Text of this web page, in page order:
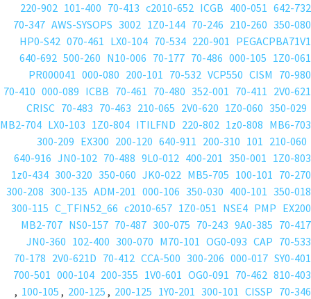
642-732
400-051
ICGB
c2010-652
70-413
101-400
220-902
350-080
210-260
70-246
1Z0-144
3002
AWS-SYSOPS
70-347
PEGACPBA71V1
220-901
70-534
LX0-104
070-461
HP0-S42
1Z0-061
000-105
70-486
70-177
N10-006
500-260
640-692
70-980
CISM
VCP550
70-532
200-101
000-080
PR000041
2V0-621
70-411
352-001
70-480
70-461
ICBB
000-089
70-410
350-029
1Z0-060
2V0-620
210-065
70-463
70-483
CRISC
MB6-703
1z0-808
220-802
ITILFND
1Z0-804
LX0-103
MB2-704
210-060
101
200-310
640-911
200-120
EX300
300-209
1Z0-803
350-001
400-201
9L0-012
70-488
JN0-102
640-916
70-270
100-101
MB5-705
JK0-022
350-060
300-320
1z0-434
350-018
400-101
350-030
000-106
ADM-201
300-135
300-208
EX200
PMP
NSE4
1Z0-051
c2010-657
C_TFIN52_66
300-115
70-417
9A0-385
70-243
300-075
70-487
NS0-157
MB2-707
70-533
CAP
OG0-093
M70-101
300-070
102-400
JN0-360
SY0-401
000-017
300-206
CCA-500
70-412
2V0-621D
70-178
810-403
70-462
OG0-091
1V0-601
200-355
000-104
700-501
70-346
CISSP
300-101
1Y0-201
200-125
,
200-125
,
100-105
,